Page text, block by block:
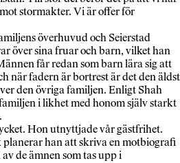
stormakter. Vi är offer för
överhuvud och Seierstad
över sina fruar och barn, vilket han
får redan som barn lära sig att
när fadern är bortrest är det den
den övriga familjen. Enligt Shah
i likhet med honom själv starkt
Hon utnyttjade vår gästfrihet.
planerar han att skriva en motbiografi
de ämnen som tas upp i